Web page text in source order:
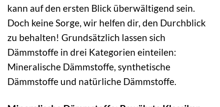
kann auf den ersten Blick überwältigend sein.
Doch keine Sorge, wir helfen dir, den Durchblick
zu behalten! Grundsätzlich lassen sich
Dämmstoffe in drei Kategorien einteilen:
Mineralische Dämmstoffe, synthetische
Dämmstoffe und natürliche Dämmstoffe.